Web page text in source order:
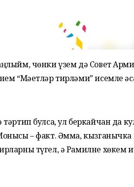
чөнки үзем дә Совет
“Мәетләр тирләми” исемле
булса, ул беркайчан да
– факт. Әмма,
түгел, ә Рамилне хөкем